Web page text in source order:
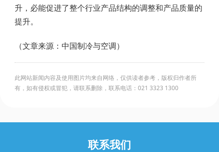
升，必能促进了整个行业产品结构的调整和产品质量的
提升。
（文章来源：中国制冷与空调）
此网站新闻内容及使用图片均来自网络，仅供读者参考，版权归作者所
有，如有侵权或冒犯，请联系删除，联系电话：021 3323 1300
联系我们